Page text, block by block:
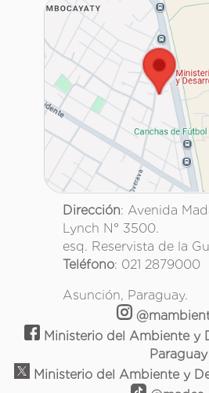
Dirección: Avenida
Lynch N° 3500.
esq. Reservista de la
Teléfono: 021 2879000
Asunción, Paraguay.
Ministerio del Ambiente y
Paraguay
Ministerio del Ambiente y